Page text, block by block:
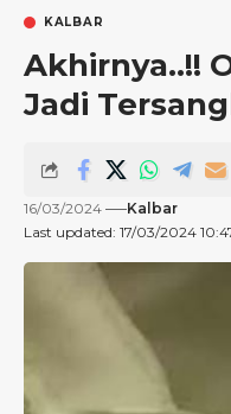
KALBAR
Akhirnya..!!
Jadi
Last updated: 17/03/2024
16/03/2024 Kalbar